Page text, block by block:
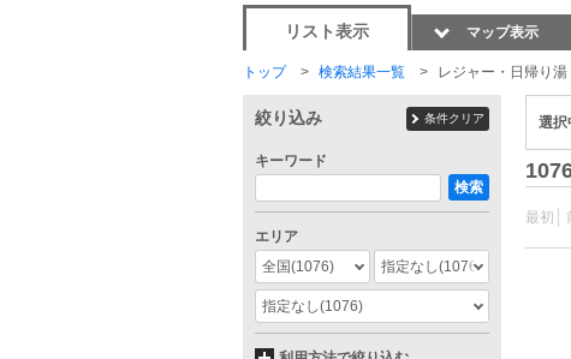
リスト表示 マップ表示
トップ 検索結果一覧 レジャー・日帰り湯
選択
最初
絞り込み 条件クリア
キーワード
検索
エリア
全国(1076) 指定なし(1076)
指定なし(1076)